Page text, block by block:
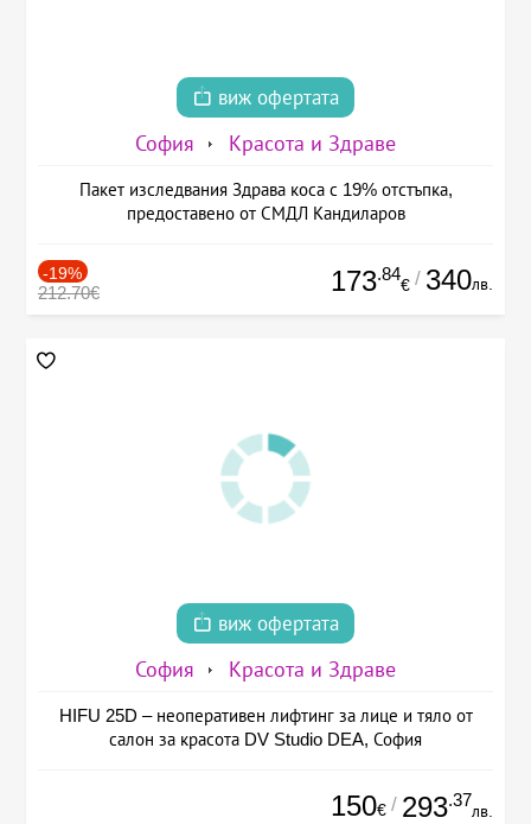
виж офертата
София Красота и Здраве
Пакет изследвания Здрава коса с 19% отстъпка,
предоставено от СМДЛ Кандиларов
-19%
212.70€ 173.84
€ / 340лв.
виж офертата
София Красота и Здраве
HIFU 25D – неоперативен лифтинг за лице и тяло от
салон за красота DV Studio DEA, София
150€ / 293.37
лв.